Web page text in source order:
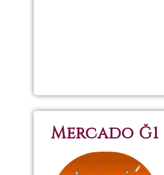
Mercado